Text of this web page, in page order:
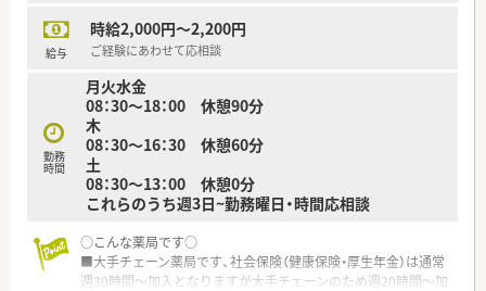
もされています。
■残業は月平均5時間程度で1分単位で支給されております。
＜こんな方にもおすすめ＞
■フルタイム勤務が厳しく、仕事とご家庭を両立しながらバラン
スよく勤務したい方
■調剤未経験で基礎から学びたい方
■残業少なめでメリハリつけた働き方をしたい方
給与
時給2,000円～2,200円
ご経験にあわせて応相談
勤務
時間
月火水金
08：30～18：00 休憩90分
木
08：30～16：30 休憩60分
土
08：30～13：00 休憩0分
これらのうち週3日~勤務曜日・時間応相談
○こんな薬局です○
■大手チェーン薬局です、社会保険（健康保険・厚生年金）は通常
週30時間～加入となりますが大手チェーンのため週20時間～加